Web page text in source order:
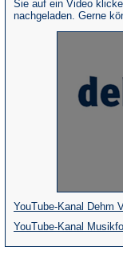
Sie auf ein Video
nachgeladen. Gerne
YouTube-Kanal Dehm
YouTube-Kanal